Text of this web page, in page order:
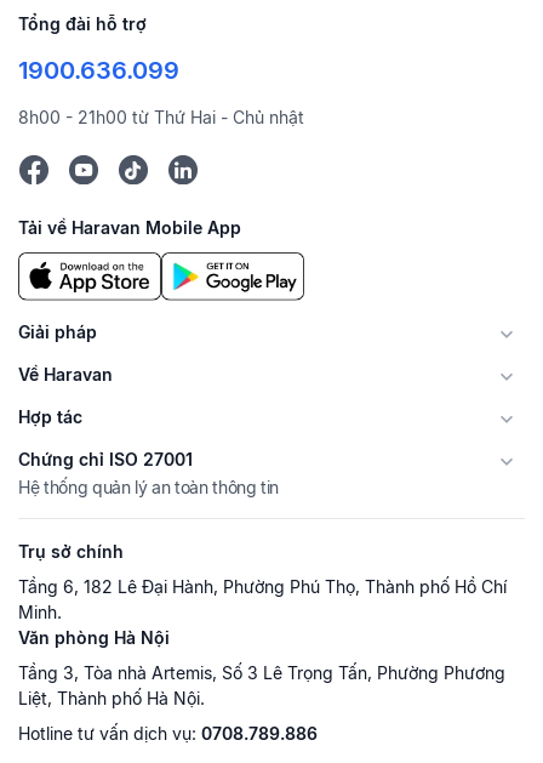
Tổng đài hỗ trợ
1900.636.099
8h00 - 21h00 từ Thứ Hai - Chủ nhật
Tải về Haravan Mobile App
Giải pháp
Về Haravan
Hợp tác
Chứng chỉ ISO 27001
Hệ thống quản lý an toàn thông tin
Trụ sở chính
Tầng 6, 182 Lê Đại Hành, Phường Phú Thọ, Thành phố Hồ Chí
Minh.
Văn phòng Hà Nội
Tầng 3, Tòa nhà Artemis, Số 3 Lê Trọng Tấn, Phường Phương
Liệt, Thành phố Hà Nội.
Hotline tư vấn dịch vụ: 0708.789.886